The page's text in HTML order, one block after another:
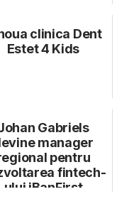
clinica Dent
Estet 4 Kids
Gabriels
manager
pentru
fintech-
ului iBanFirst